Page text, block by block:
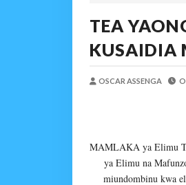
TEA
KUSAIDIA
OSCAR ASSENGA
MAMLAKA ya Elimu
ya Elimu na
miundombinu kwa